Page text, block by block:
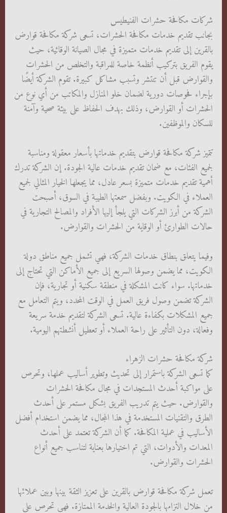
شركات مكافحة حشرات الفنيطيس
بجانب تقديم خدمات مكافحة الحشرات، تسعى شركة مكافحة قوارض
بالقرين إلى تقديم خدمات متميزة في مجال الصيانة الوقائية، حيث
يقوم الفريق بتركيب أنظمة خاصة للمراقبة والتخلص من الحشرات
والقوارض قبل أن تنتشر وتسبب مشاكل كبيرة. تقوم الشركة أيضًا
بإجراء فحوصات دورية لضمان خلو المنازل والمكاتب من أي نوع من
الحشرات أو القوارض، وذلك بهدف الحفاظ على بيئة صحية وآمنة
للسكان والموظفين.
تتميز شركة مكافحة قوارض بتقديم خدماتها بأسعار معقولة ومناسبة
لجميع الفئات، مع ضمان تقديم خدمات عالية الجودة. إن الشركة تدرك
أهمية تقديم خدمات متميزة بسعر عادل، مما يجعلها الخيار المثالي لجميع
العملاء في الكويت. وبفضل سمعتها الطيبة في السوق، أصبحت
الشركة من أبرز الشركات التي يلجأ إليها الأفراد والمصالح التجارية في
حالات الطوارئ أو الوقاية من الحشرات والقوارض.
وفيما يتعلق بنطاق خدمات الشركة، فهي تشمل جميع مناطق دولة
الكويت، مما يضمن وصولها السريع إلى جميع الأماكن التي تحتاج إلى
خدماتها. سواء كانت المشكلة في منطقة سكنية أو تجارية، فإن
الشركة تضمن وصول فريق العمل في الوقت المحدد، ويتم التعامل مع
جميع المشكلات بكفاءة عالية. تسعى الشركة لتقديم خدمة سريعة
وفعالة، دون التأثير على راحة العملاء أو تعطيل أنشطتهم اليومية.
شركة مكافحة حشرات الزهراء
كما تسعى الشركة باستمرار إلى تحديث وتطوير أساليب عملها، وتحرص
على مواكبة أحدث المستجدات في مجال مكافحة الحشرات
والقوارض. حيث يتم تدريب الفريق بشكل مستمر على أحدث
الطرق والتقنيات المستخدمة في هذا المجال، مما يضمن استخدام أفضل
الأساليب في عملية المكافحة. كما أن الشركة تعتمد على أحدث
المعدات والأدوات، التي تم اختيارها بعناية لتناسب جميع أنواع
الحشرات والقوارض.
تعمل شركة مكافحة قوارض بالقرين على تعزيز الثقة بينها وبين عملائها
من خلال التزامها بالجودة العالية والخدمة الممتازة. فهي تحرص على